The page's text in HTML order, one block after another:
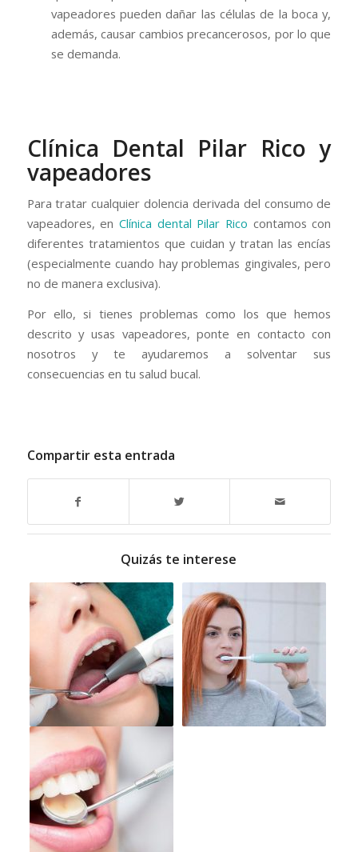
vapeadores pueden dañar las células de la boca y,
además, causar cambios precancerosos, por lo que
se demanda.
Clínica Dental Pilar Rico y
vapeadores
Para tratar cualquier dolencia derivada del consumo de
vapeadores, en Clínica dental Pilar Rico contamos con
diferentes tratamientos que cuidan y tratan las encías
(especialmente cuando hay problemas gingivales, pero
no de manera exclusiva).
Por ello, si tienes problemas como los que hemos
descrito y usas vapeadores, ponte en contacto con
nosotros y te ayudaremos a solventar sus
consecuencias en tu salud bucal.
Compartir esta entrada
Quizás te interese